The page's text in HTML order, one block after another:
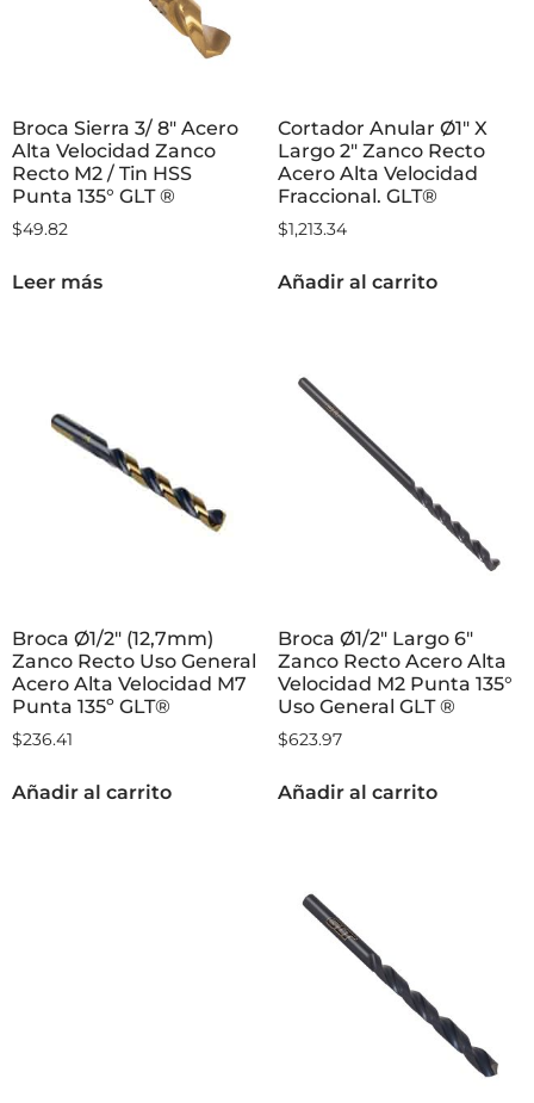
Broca Sierra 3/ 8″ Acero
Alta Velocidad Zanco
Recto M2 / Tin HSS
Punta 135° GLT ®
$49.82
Leer más
Cortador Anular Ø1″ X
Largo 2″ Zanco Recto
Acero Alta Velocidad
Fraccional. GLT®
$1,213.34
Añadir al carrito
Broca Ø1/2″ (12,7mm)
Zanco Recto Uso General
Acero Alta Velocidad M7
Punta 135º GLT®
$236.41
Añadir al carrito
Broca Ø1/2″ Largo 6″
Zanco Recto Acero Alta
Velocidad M2 Punta 135°
Uso General GLT ®
$623.97
Añadir al carrito